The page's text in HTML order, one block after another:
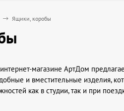
Ящики, коробы
магазине АртДом
и вместительные изделия,
как в студии, так и при
часто используются художниками,